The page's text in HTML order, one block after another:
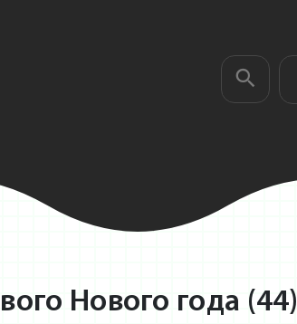
Нового года (44)